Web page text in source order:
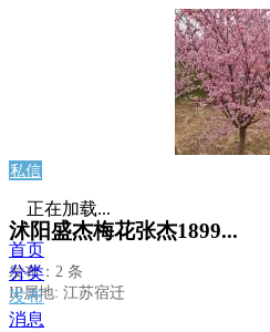
私信
沭阳盛杰梅花张杰1899...
发布：2 条
IP属地: 江苏宿迁
正在加载...
首页
分类
发布
消息